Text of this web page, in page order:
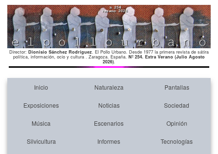
Director: Dionisio Sánchez Rodríguez. El Pollo Urbano. Desde 1977 la primera revista de sátira
política, información, ocio y cultura . Zaragoza. España. Nº 254. Extra Verano (Julio Agosto
2026).
Inicio Naturaleza Pantallas
Exposiciones Noticias Sociedad
Música Escenarios Opinión
Silvicultura Informes Tecnologías